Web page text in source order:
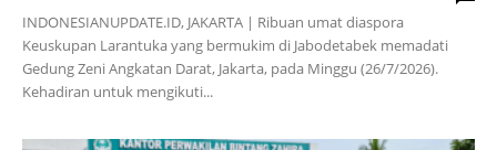
INDONESIANUPDATE.ID, JAKARTA | Ribuan umat diaspora
Keuskupan Larantuka yang bermukim di Jabodetabek memadati
Gedung Zeni Angkatan Darat, Jakarta, pada Minggu (26/7/2026).
Kehadiran untuk mengikuti...